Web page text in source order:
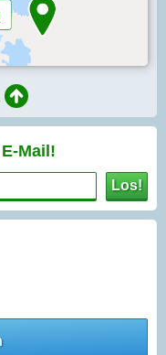
E-Mail!
Los!